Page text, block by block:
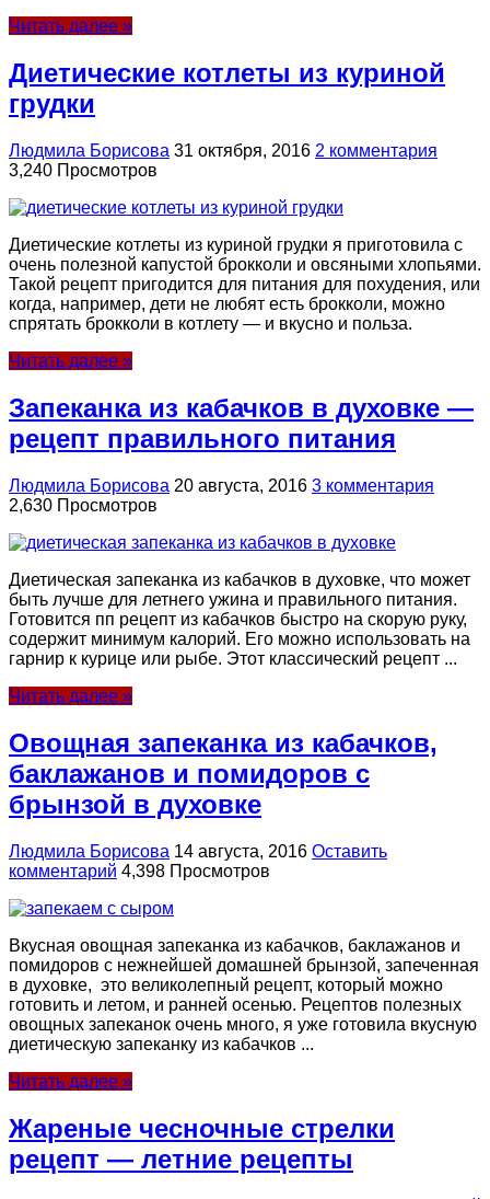
Читать далее »
Диетические котлеты из куриной
грудки
Людмила Борисова 31 октября, 2016 2 комментария
3,240 Просмотров
Диетические котлеты из куриной грудки я приготовила с
очень полезной капустой брокколи и овсяными хлопьями.
Такой рецепт пригодится для питания для похудения, или
когда, например, дети не любят есть брокколи, можно
спрятать брокколи в котлету — и вкусно и польза.
Читать далее »
Запеканка из кабачков в духовке —
рецепт правильного питания
Людмила Борисова 20 августа, 2016 3 комментария
2,630 Просмотров
Диетическая запеканка из кабачков в духовке, что может
быть лучше для летнего ужина и правильного питания.
Готовится пп рецепт из кабачков быстро на скорую руку,
содержит минимум калорий. Его можно использовать на
гарнир к курице или рыбе. Этот классический рецепт ...
Читать далее »
Овощная запеканка из кабачков,
баклажанов и помидоров с
брынзой в духовке
Людмила Борисова 14 августа, 2016 Оставить
комментарий 4,398 Просмотров
Вкусная овощная запеканка из кабачков, баклажанов и
помидоров с нежнейшей домашней брынзой, запеченная
в духовке, это великолепный рецепт, который можно
готовить и летом, и ранней осенью. Рецептов полезных
овощных запеканок очень много, я уже готовила вкусную
диетическую запеканку из кабачков ...
Читать далее »
Жареные чесночные стрелки
рецепт — летние рецепты